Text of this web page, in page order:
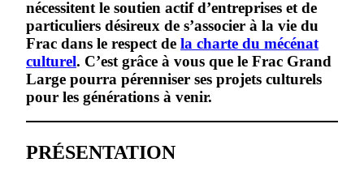
nécessitent le soutien actif d’entreprises et de
particuliers désireux de s’associer à la vie du
Frac dans le respect de la charte du mécénat
culturel. C’est grâce à vous que le Frac Grand
Large pourra pérenniser ses projets culturels
pour les générations à venir.
PRÉSENTATION